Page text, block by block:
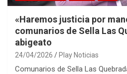
«Haremos justicia por
comunarios de Sella Las
abigeato
24/04/2026 Play Noticias
Comunarios de Sella Las